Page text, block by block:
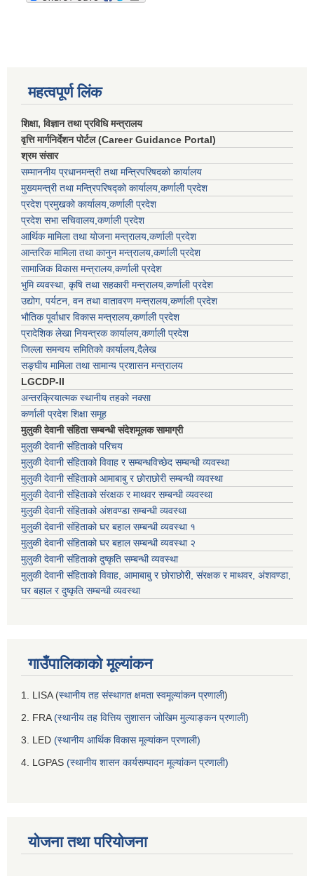
महत्वपूर्ण लिंक
शिक्षा, विज्ञान तथा प्रविधि मन्त्रालय
वृत्ति मार्गनिर्देशन पोर्टल (Career Guidance Portal)
श्रम संसार
सम्माननीय प्रधानमन्त्री तथा मन्त्रिपरिषद‌को कार्यालय
मुख्यमन्त्री तथा मन्त्रिपरिषद्को कार्यालय,कर्णाली प्रदेश
प्रदेश प्रमुखको कार्यालय,कर्णाली प्रदेश
प्रदेश सभा सचिवालय,कर्णाली प्रदेश
आर्थिक मामिला तथा योजना मन्त्रालय,कर्णाली प्रदेश
आन्तरिक मामिला तथा कानुन मन्त्रालय,कर्णाली प्रदेश
सामाजिक विकास मन्त्रालय,कर्णाली प्रदेश
भुमि व्यवस्था, कृषि तथा सहकारी मन्त्रालय,कर्णाली प्रदेश
उद्योग, पर्यटन, वन तथा वातावरण मन्त्रालय,कर्णाली प्रदेश
भौतिक पूर्वाधार विकास मन्त्रालय,कर्णाली प्रदेश
प्रादेशिक लेखा नियन्त्रक कार्यालय,कर्णाली प्रदेश
जिल्ला समन्वय समितिको कार्यालय,दैलेख
सङ्घीय मामिला तथा सामान्य प्रशासन मन्त्रालय
LGCDP-II
अन्तरक्रियात्मक स्थानीय तहको नक्सा
कर्णाली प्रदेश शिक्षा समूह
मुलुकी देवानी संहिता सम्बन्धी संदेशमूलक सामाग्री
मुलुकी देवानी संहिताको परिचय
मुलुकी देवानी संहिताको विवाह र सम्बन्धविच्छेद सम्बन्धी व्यवस्था
मुलुकी देवानी संहिताको आमाबाबु र छोराछोरी सम्बन्धी व्यवस्था
मुलुकी देवानी संहिताको संरक्षक र माथवर सम्बन्धी व्यवस्था
मुलुकी देवानी संहिताको अंशवण्डा सम्बन्धी व्यवस्था
मुलुकी देवानी संहिताको घर बहाल सम्बन्धी व्यवस्था १
मुलुकी देवानी संहिताको घर बहाल सम्बन्धी व्यवस्था २
मुलुकी देवानी संहिताको दुष्कृति सम्बन्धी व्यवस्था
मुलुकी देवानी संहिताको विवाह, आमाबाबु र छोराछोरी, संरक्षक र माथवर, अंशवण्डा,
घर बहाल र दुष्कृति सम्बन्धी व्यवस्था
गाउँपालिकाको मूल्यांकन
1. LISA (स्थानीय तह संस्थागत क्षमता स्वमूल्यांकन प्रणाली)
2. FRA(स्थानीय तह वित्तिय सुशासन जोखिम मुल्याङ्कन प्रणाली)
3. LED (स्थानीय आर्थिक विकास मूल्यांकन प्रणाली)
4. LGPAS (स्थानीय शासन कार्यसम्पादन मूल्यांकन प्रणाली)
योजना तथा परियोजना